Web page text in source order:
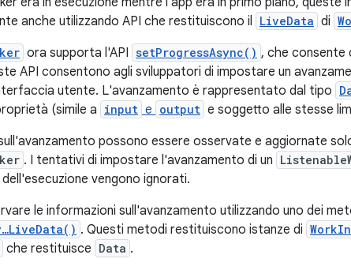
anche utilizzando API che restituiscono il LiveData di
ora supporta l'API setProgressAsync() , che consente
API consentono agli sviluppatori di impostare un
utente. L'avanzamento è rappresentato dal tipo
(simile a input e output e soggetto alle stesse
possono essere osservate e aggiornate
. I tentativi di impostare l'avanzamento di un
vengono ignorati.
le informazioni sull'avanzamento utilizzando uno dei
. Questi metodi restituiscono istanze di
che restituisce Data .